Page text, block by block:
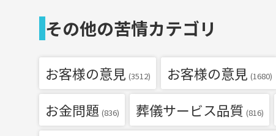
その他の苦情カテゴリ
お客様の意見 (3512) お客様の意見 (1680)
お金問題 (836) 葬儀サービス品質 (816)